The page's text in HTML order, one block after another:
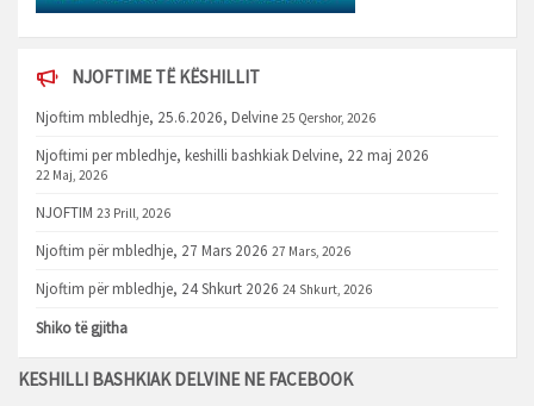
NJOFTIME TË KËSHILLIT
Njoftim mbledhje, 25.6.2026, Delvine 25 Qershor, 2026
Njoftimi per mbledhje, keshilli bashkiak Delvine, 22 maj 2026
22 Maj, 2026
NJOFTIM 23 Prill, 2026
Njoftim për mbledhje, 27 Mars 2026 27 Mars, 2026
Njoftim për mbledhje, 24 Shkurt 2026 24 Shkurt, 2026
Shiko të gjitha
KESHILLI BASHKIAK DELVINE NE FACEBOOK